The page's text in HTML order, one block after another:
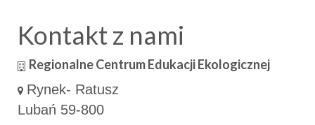
Kontakt z nami
Regionalne Centrum Edukacji Ekologicznej
Rynek- Ratusz
Lubań 59-800